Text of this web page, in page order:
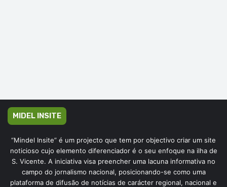
MIDEL INSITE
“Mindel Insite” é um projecto que tem por objectivo criar um site
noticioso cujo elemento diferenciador é o seu enfoque na ilha de
S. Vicente. A iniciativa visa preencher uma lacuna informativa no
campo do jornalismo nacional, posicionando-se como uma
plataforma de difusão de notícias de carácter regional, nacional e